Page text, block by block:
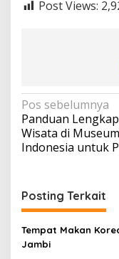
Post Views:
N
a
v
g
a
s
i
Pos sebelumnya
Panduan Lengkap
Wisata di
Indonesia untuk
Posting Terkait
Tempat Makan
Jambi